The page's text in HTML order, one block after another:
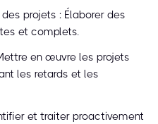
projets : Élaborer des
et complets.
en œuvre les projets
les retards et les
et traiter proactivement